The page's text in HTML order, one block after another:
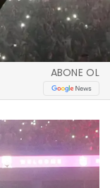
ABONE OL